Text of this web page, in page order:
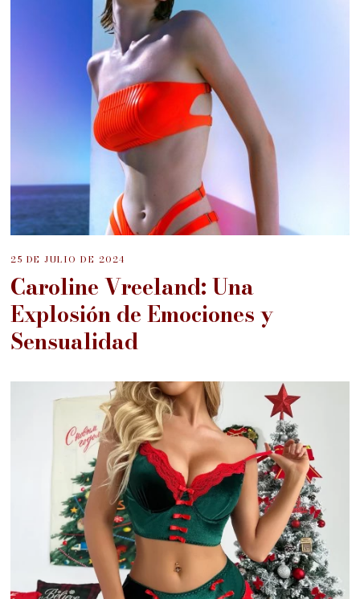
25 DE JULIO DE 2024
Caroline Vreeland: Una
Explosión de Emociones y
Sensualidad